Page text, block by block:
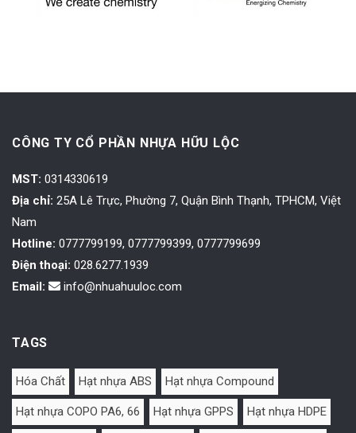
CÔNG TY CỔ PHẦN NHỰA HỮU LỘC
MST: 0314330619
Địa chỉ: 25A Lê Trực, Phường 7, Quận Bình Thạnh, TPHCM, Việt
Nam
Hotline: 0777799199, 0777799399, 0777799699
Điện thoại: 028.6277.1939
Email:
info@nhuahuuloc.com
TAGS
Hóa Chất Hạt nhựa ABS Hạt nhựa Compound
Hạt nhựa COPO PA6, 66 Hạt nhựa GPPS Hạt nhựa HDPE